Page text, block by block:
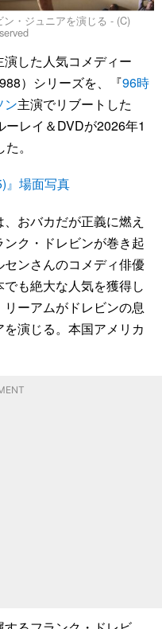
・ジュニアを演じる - (C)
演した人気コメディー
）シリーズを、『96時
ン主演でリブートした
ーレイ＆DVDが2026年1
。
』場面写真
おバカだが正義に燃え
ク・ドレビンが巻き起
ンさんのコメディ俳優
も絶大な人気を獲得し
ーアムがドレビンの息
演じる。本国アメリカ